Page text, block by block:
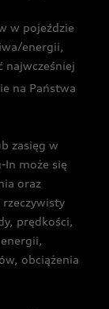
w pojeździe
energii,
najwcześniej
na Państwa
zasięg w
może się
oraz
prędkości,
obciążenia